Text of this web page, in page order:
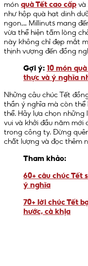
món quà Tết cao cấp và
như hộp quà hạt dinh
ngon,… Millinuts mang
vừa thể hiện tấm lòng
này không chỉ đẹp mắt
thịnh vượng đến đồng
Gợi ý: 10 món
thực và ý nghĩa
Những câu chúc Tết
thần ý nghĩa mà còn thể
thể. Hãy lựa chọn những
vui và khởi đầu năm
trong công ty. Đừng
chất lượng và đọc thêm
Tham khảo:
60+ câu chúc Tết
ý nghĩa
70+ lời chúc Tết
hước, cà khịa